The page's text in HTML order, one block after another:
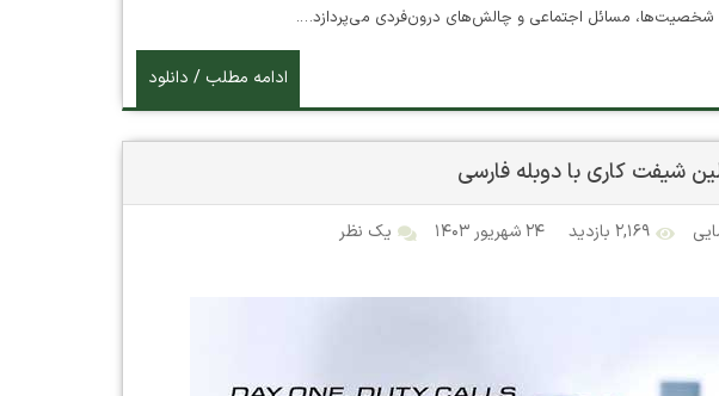
شخصیت‌ها، مسائل اجتماعی و چالش‌های درون‌فردی می‌پردازد….
ادامه مطلب / دانلود
۲,۱۶۹ بازدید ۲۴ شهریور ۱۴۰۳ یک نظر